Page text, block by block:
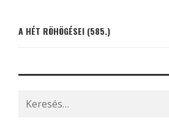
A HÉT RÖHÖGÉSEI (585.)
Search
for: